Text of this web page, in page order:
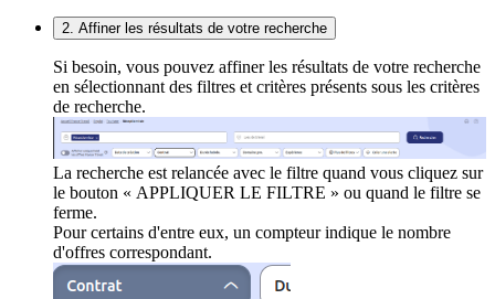
2. Affiner les résultats de votre recherche
Si besoin, vous pouvez affiner les résultats de votre recherche
en sélectionnant des filtres et critères présents sous les critères
de recherche.
La recherche est relancée avec le filtre quand vous cliquez sur
le bouton « APPLIQUER LE FILTRE » ou quand le filtre se
ferme.
Pour certains d'entre eux, un compteur indique le nombre
d'offres correspondant.